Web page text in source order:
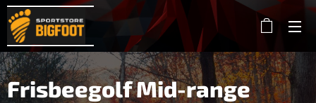
Frisbeegolf Mid-range